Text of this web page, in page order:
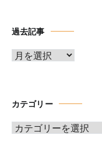
過去記事
ア
ブ
カテゴリー
カ